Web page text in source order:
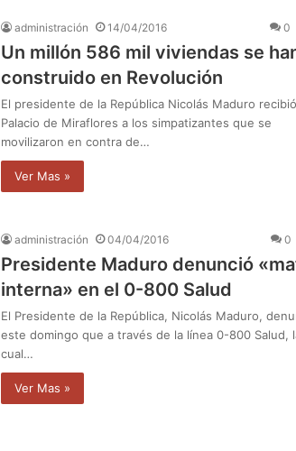
administración 14/04/2016 0
Un millón 586 mil viviendas se
construido en Revolución
El presidente de la República Nicolás Maduro
Palacio de Miraflores a los simpatizantes que se
movilizaron en contra de…
Ver Mas »
administración 04/04/2016 0
Presidente Maduro denunció
interna» en el 0-800 Salud
El Presidente de la República, Nicolás Maduro,
este domingo que a través de la línea 0-800 Salud,
cual…
Ver Mas »